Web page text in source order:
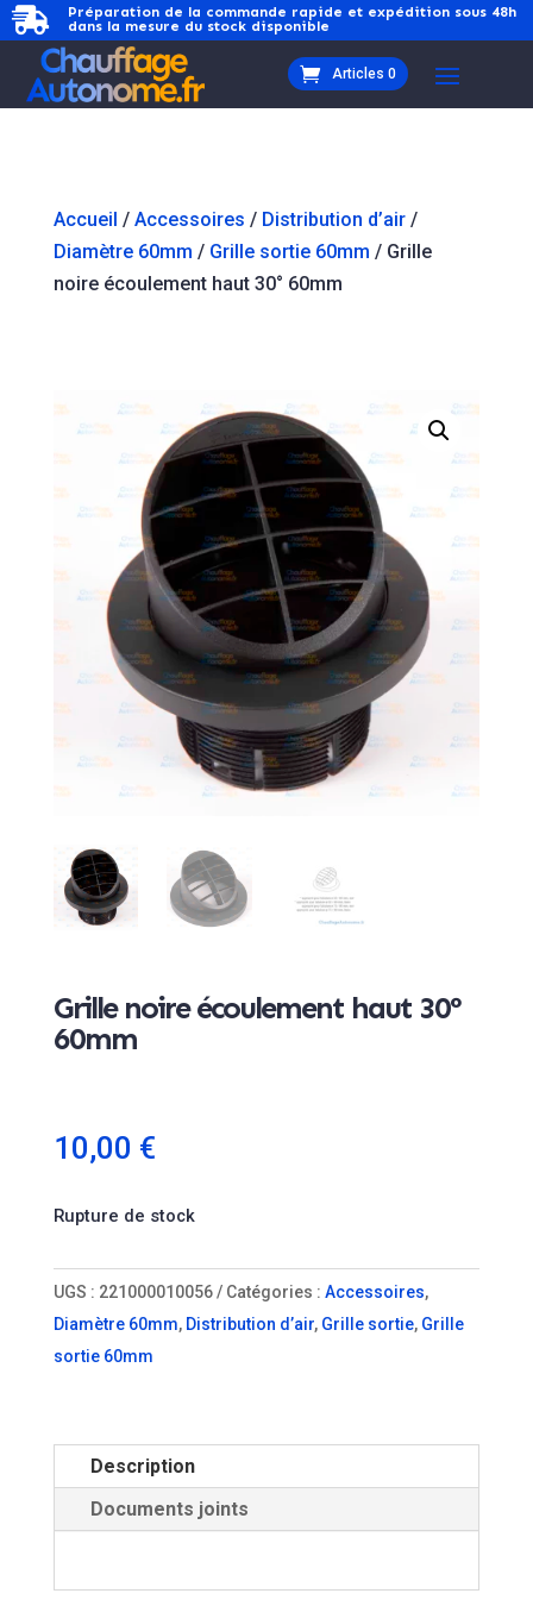

Préparation de la commande rapide et expédition sous 48h
dans la mesure du stock disponible
Articles 0
Accueil / Accessoires / Distribution d’air/
Diamètre 60mm / Grille sortie 60mm / Grille
noire écoulement haut 30° 60mm
Grille noire écoulement haut 30°
60mm
10,00 €
Rupture de stock
UGS : 221000010056 Catégories : Accessoires,
Diamètre 60mm, Distribution d’air, Grille sortie, Grille
sortie 60mm
Description
Documents joints